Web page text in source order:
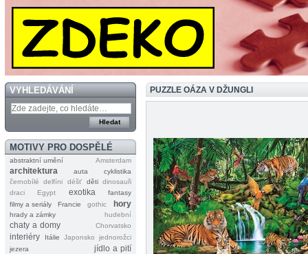
VYHLEDÁVÁNÍ
MOTIVY PRO DOSPĚLÉ
abstraktní umění Amsterdam
architektura auta
cyklistika
černobílé
delfíni déšť děti dinosauři
draci
Egypt exotika
fantasy
filmy a seriály
Francie gothic hory
hrady a zámky hudební
chaty a domy Chorvatsko
interiéry Itálie Japonsko
jednorožci
jezera
jídlo a pití
PUZZLE OÁZA V DŽUNGLI